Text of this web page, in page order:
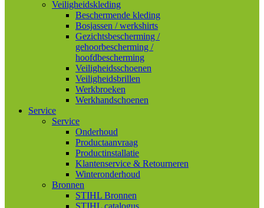
Veiligheidskleding
Beschermende kleding
Bosjassen / werkshirts
Gezichtsbescherming /
gehoorbescherming /
hoofdbescherming
Veiligheidsschoenen
Veiligheidsbrillen
Werkbroeken
Werkhandschoenen
Service
Service
Onderhoud
Productaanvraag
Productinstallatie
Klantenservice & Retourneren
Winteronderhoud
Bronnen
STIHL Bronnen
STIHL catalogus